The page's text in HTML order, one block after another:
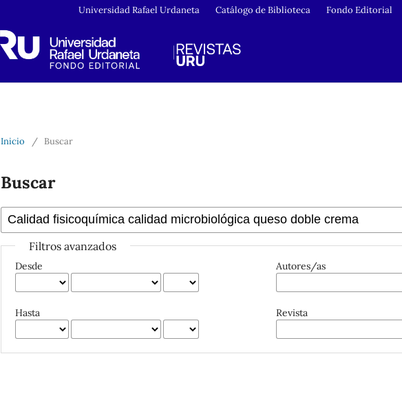
Universidad Rafael Urdaneta Catálogo de Biblioteca Fondo Editorial
Inicio / Buscar
Buscar
Filtros avanzados
Desde
Hasta
Autores/as
Revista